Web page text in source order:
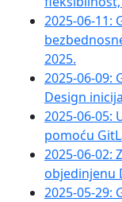
2025-06-11:
2025.
2025-06-09:
Design
2025-06-05:
pomoću
2025-06-02:
objedinjenu
2025-05-29: